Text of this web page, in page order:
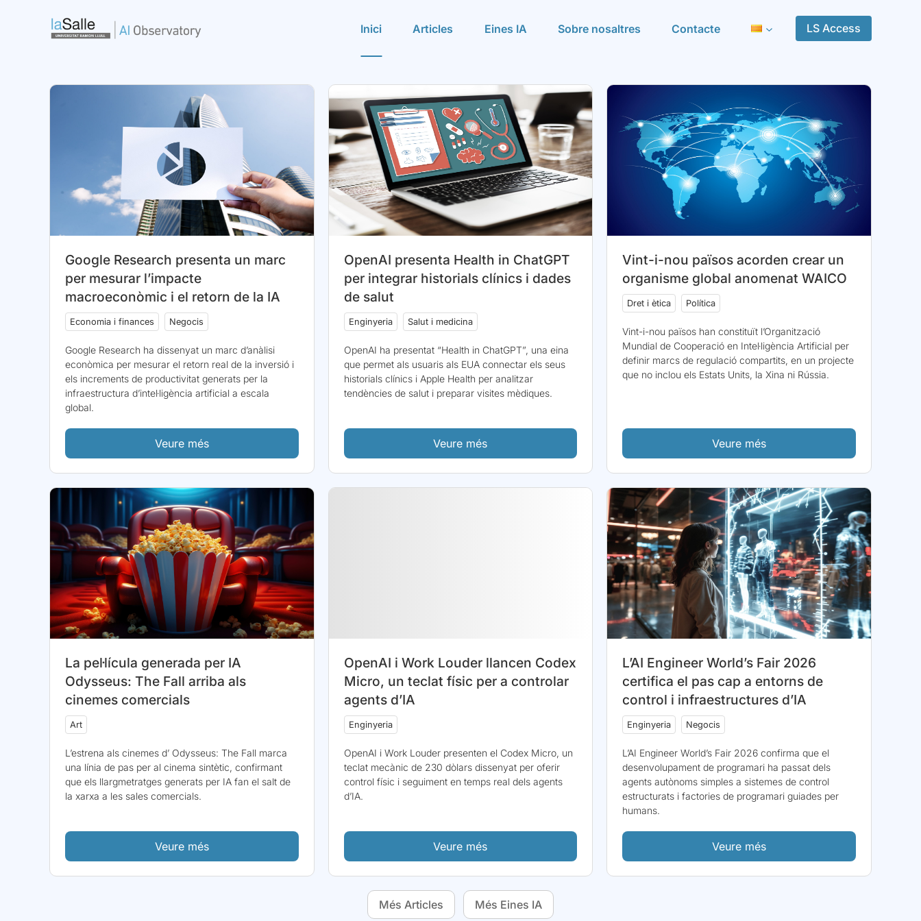
Inici Articles Eines IA Sobre nosaltres Contacte LS Access
Google Research presenta un marc
per mesurar l’impacte
macroeconòmic i el retorn de la IA
Economia i finances Negocis
Google Research ha dissenyat un marc d’anàlisi
econòmica per mesurar el retorn real de la inversió i
els increments de productivitat generats per la
infraestructura d’intel·ligència artificial a escala
global.
Veure més
OpenAI presenta Health in ChatGPT
per integrar historials clínics i dades
de salut
Enginyeria Salut i medicina
OpenAI ha presentat “Health in ChatGPT”, una eina
que permet als usuaris als EUA connectar els seus
historials clínics i Apple Health per analitzar
tendències de salut i preparar visites mèdiques.
Veure més
Vint-i-nou països acorden crear un
organisme global anomenat WAICO
Dret i ètica Política
Vint-i-nou països han constituït l’Organització
Mundial de Cooperació en Intel·ligència Artificial per
definir marcs de regulació compartits, en un projecte
que no inclou els Estats Units, la Xina ni Rússia.
Veure més
La pel·lícula generada per IA
Odysseus: The Fall arriba als
cinemes comercials
Art
L’estrena als cinemes d’ Odysseus: The Fall marca
una línia de pas per al cinema sintètic, confirmant
que els llargmetratges generats per IA fan el salt de
la xarxa a les sales comercials.
Veure més
OpenAI i Work Louder llancen Codex
Micro, un teclat físic per a controlar
agents d’IA
Enginyeria
OpenAI i Work Louder presenten el Codex Micro, un
teclat mecànic de 230 dòlars dissenyat per oferir
control físic i seguiment en temps real dels agents
d’IA.
Veure més
L’AI Engineer World’s Fair 2026
certifica el pas cap a entorns de
control i infraestructures d’IA
Enginyeria Negocis
L’AI Engineer World’s Fair 2026 confirma que el
desenvolupament de programari ha passat dels
agents autònoms simples a sistemes de control
estructurats i factories de programari guiades per
humans.
Veure més
Més Articles Més Eines IA